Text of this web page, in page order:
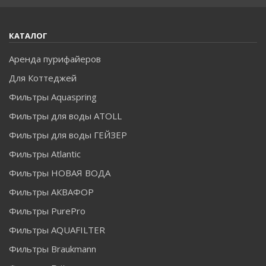
ДЛЯ ТЕХ, КТО ЛЮБИТ ПРАКТИЧНЫЕ
ПОДАРКИ.
Если вы планируете дарить подарок практичному
человеку, и ему не нужны всяческие безделушки,
которые в быту, в хозяйстве абсолютно не пригодятся,
фильтр для очистки воды станет идеальным подарком. В
бесполезности его уж точно не упрекнешь! Поэтому,
КАТАЛОГ
Аренда пурифайеров
Для Коттеджей
Фильтры Aquaspring
Фильтры для воды ATOLL
Фильтры для воды ГЕЙЗЕР
Фильтры Atlantic
Фильтры НОВАЯ ВОДА
Фильтры АКВАФОР
Фильтры PurePro
Фильтры AQUAFILTER
Фильтры Braukmann